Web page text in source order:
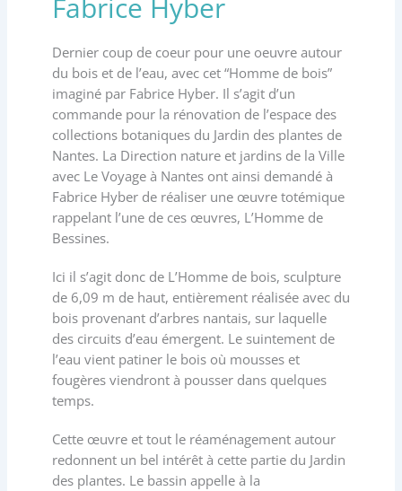
Fabrice Hyber
Dernier coup de coeur pour une oeuvre autour
du bois et de l’eau, avec cet “Homme de bois”
imaginé par Fabrice Hyber. Il s’agit d’un
commande pour la rénovation de l’espace des
collections botaniques du Jardin des plantes de
Nantes. La Direction nature et jardins de la Ville
avec Le Voyage à Nantes ont ainsi demandé à
Fabrice Hyber de réaliser une œuvre totémique
rappelant l’une de ces œuvres, L’Homme de
Bessines.
Ici il s’agit donc de L’Homme de bois, sculpture
de 6,09 m de haut, entièrement réalisée avec du
bois provenant d’arbres nantais, sur laquelle
des circuits d’eau émergent. Le suintement de
l’eau vient patiner le bois où mousses et
fougères viendront à pousser dans quelques
temps.
Cette œuvre et tout le réaménagement autour
redonnent un bel intérêt à cette partie du Jardin
des plantes. Le bassin appelle à la